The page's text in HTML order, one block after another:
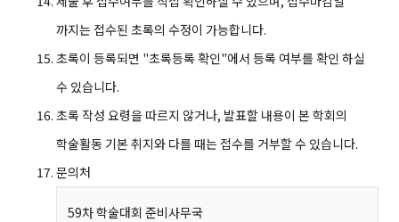
까지는 접수된 초록의 수정이 가능합니다.
초록이 등록되면 "초록등록 확인"에서 등록 여부를 확인 하실
수 있습니다.
초록 작성 요령을 따르지 않거나, 발표할 내용이 본 학회의
학술활동 기본 취지와 다를 때는 접수를 거부할 수 있습니다.
문의처
59차 학술대회 준비사무국